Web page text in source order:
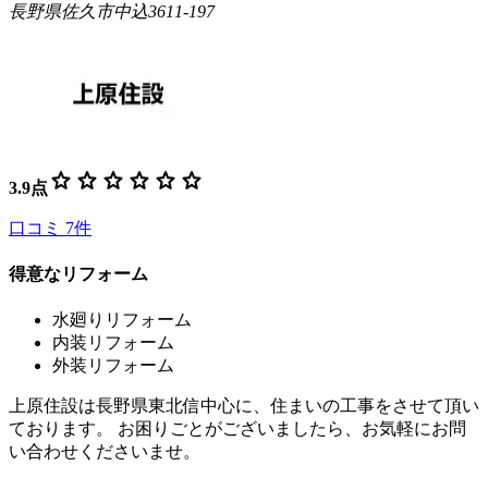
長野県佐久市中込3611-197
3.9点 star star star star star star
口コミ 7件
得意なリフォーム
水廻りリフォーム
内装リフォーム
外装リフォーム
上原住設は長野県東北信中心に、住まいの工事をさせて頂い
ております。 お困りごとがございましたら、お気軽にお問
い合わせくださいませ。